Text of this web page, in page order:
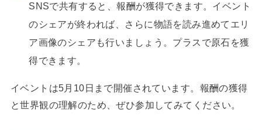
SNSで共有すると、報酬が獲得できます。イベント
のシェアが終われば、さらに物語を読み進めてエリ
ア画像のシェアも行いましょう。プラスで原石を獲
得できます。
イベントは5月10日まで開催されています。報酬の獲得
と世界観の理解のため、ぜひ参加してみてください。